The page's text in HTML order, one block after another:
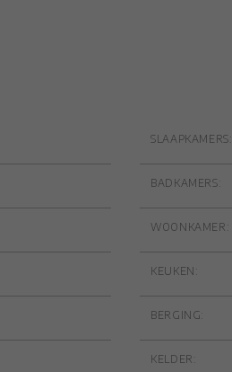
Indeling
SLAAPKAMERS:
BADKAMERS:
WOONKAMER:
KEUKEN:
BERGING:
KELDER: